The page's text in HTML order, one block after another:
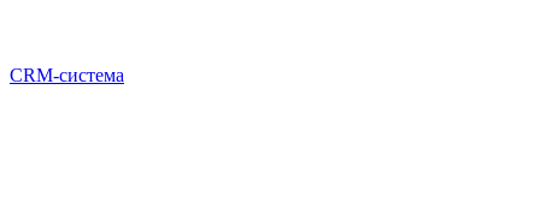
CRM-система